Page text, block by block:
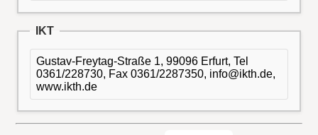
IKT
Gustav-Freytag-Straße 1, 99096 Erfurt, Tel
0361/228730, Fax 0361/2287350, info@ikth.de,
www.ikth.de